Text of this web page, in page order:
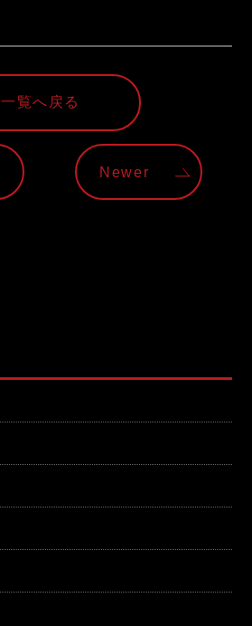
一覧へ戻る
Newer